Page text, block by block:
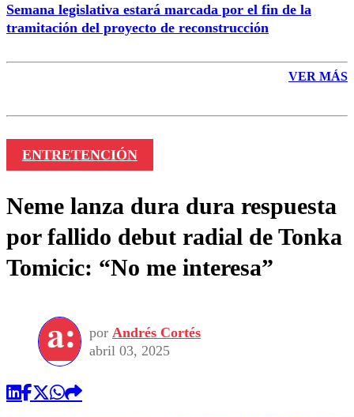
Semana legislativa estará marcada por el fin de la
tramitación del proyecto de reconstrucción
VER MÁS
ENTRETENCIÓN
Neme lanza dura dura respuesta
por fallido debut radial de Tonka
Tomicic: “No me interesa”
por Andrés Cortés
abril 03, 2025